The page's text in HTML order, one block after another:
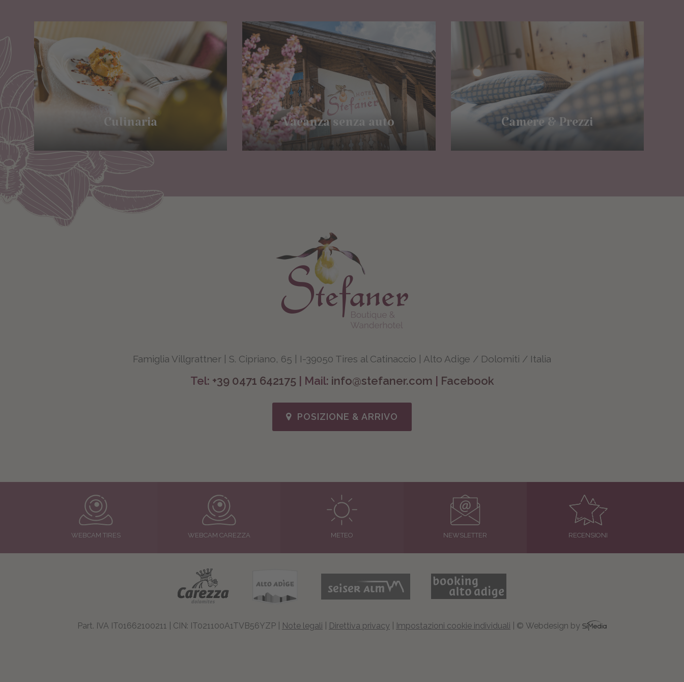
Culinaria Vacanza senza auto Camere & Prezzi
Famiglia Villgrattner | S. Cipriano, 65 | I-39050 Tires al Catinaccio | Alto Adige / Dolomiti / Italia
Tel: +39 0471 642175| Mail: info@stefaner.com | Facebook
POSIZIONE & ARRIVO
WEBCAM TIRES WEBCAM CAREZZA METEO NEWSLETTER RECENSIONI
Part. IVA IT01662100211 | CIN: IT021100A1TVB56YZP | Note legali Direttiva privacy Impostazioni cookie individuali | © Webdesign by